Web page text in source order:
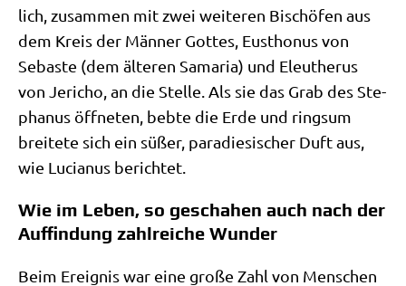
lich, zusam­men mit zwei wei­te­ren Bischö­fen aus
dem Kreis der Män­ner Got­tes, Eust­ho­nus von
Seba­ste (dem älte­ren Sama­ria) und Eleu­the­rus
von Jeri­cho, an die Stel­le. Als sie das Grab des Ste­
pha­nus öff­ne­ten, beb­te die Erde und rings­um
brei­te­te sich ein süßer, para­die­si­scher Duft aus,
wie Lucia­nus berichtet.
Wie im Leben, so geschahen auch nach der
Auffindung zahlreiche Wunder
Beim Ereig­nis war eine gro­ße Zahl von Men­schen